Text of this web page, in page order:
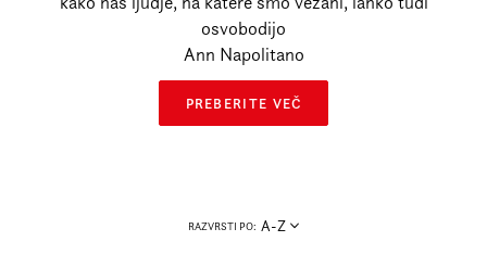
osvobodijo
Ann Napolitano
PREBERITE VEČ
RAZVRSTI PO: A-Z